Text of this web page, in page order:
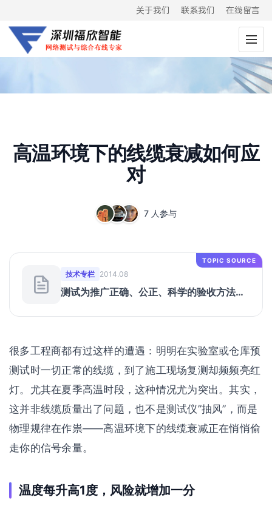
关于我们 联系我们 在线留言
高温环境下的线缆衰减如何应
对
7 人参与
TOPIC SOURCE
技术专栏 2014.08
测试为推广正确、公正、科学的验收方法做
很多工程商都有过这样的遭遇：明明在实验室或仓库预
测试时一切正常的线缆，到了施工现场复测却频频亮红
灯。尤其在夏季高温时段，这种情况尤为突出。其实，
这并非线缆质量出了问题，也不是测试仪”抽风”，而是
物理规律在作祟——高温环境下的线缆衰减正在悄悄偷
走你的信号余量。
温度每升高1度，风险就增加一分